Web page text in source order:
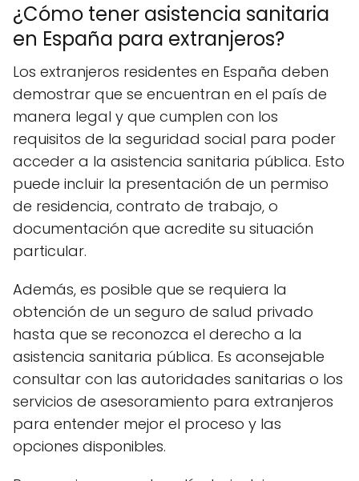
¿Cómo tener asistencia sanitaria
en España para extranjeros?
Los extranjeros residentes en España deben
demostrar que se encuentran en el país de
manera legal y que cumplen con los
requisitos de la seguridad social para poder
acceder a la asistencia sanitaria pública. Esto
puede incluir la presentación de un permiso
de residencia, contrato de trabajo, o
documentación que acredite su situación
particular.
Además, es posible que se requiera la
obtención de un seguro de salud privado
hasta que se reconozca el derecho a la
asistencia sanitaria pública. Es aconsejable
consultar con las autoridades sanitarias o los
servicios de asesoramiento para extranjeros
para entender mejor el proceso y las
opciones disponibles.